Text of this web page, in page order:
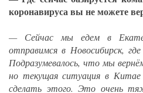
коронавируса вы не можете
— Сейчас мы едем в
отправимся в Новосибирск,
Подразумевалось, что мы
но текущая ситуация в Китае
сделать этого. Это очень